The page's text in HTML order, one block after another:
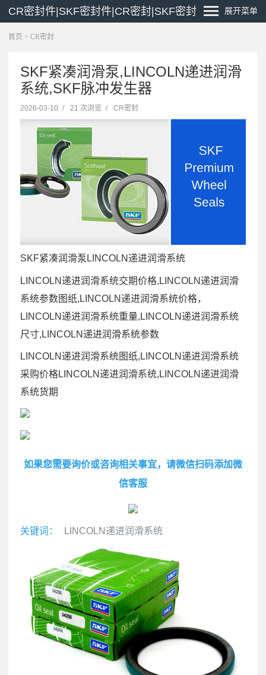
CR密封件|SKF密封件|CR密封|SKF密封 展开菜单
首页 > CR密封
SKF紧凑润滑泵,LINCOLN递进润滑
系统,SKF脉冲发生器
2026-03-10 / 21 次浏览 / CR密封
SKF紧凑润滑泵LINCOLN递进润滑系统
LINCOLN递进润滑系统交期价格,LINCOLN递进润滑
系统参数图纸,LINCOLN递进润滑系统价格，
LINCOLN递进润滑系统重量,LINCOLN递进润滑系统
尺寸,LINCOLN递进润滑系统参数
LINCOLN递进润滑系统图纸,LINCOLN递进润滑系统
采购价格LINCOLN递进润滑系统,LINCOLN递进润滑
系统货期
如果您需要询价或咨询相关事宜，请微信扫码添加微
信客服
关键词： LINCOLN递进润滑系统